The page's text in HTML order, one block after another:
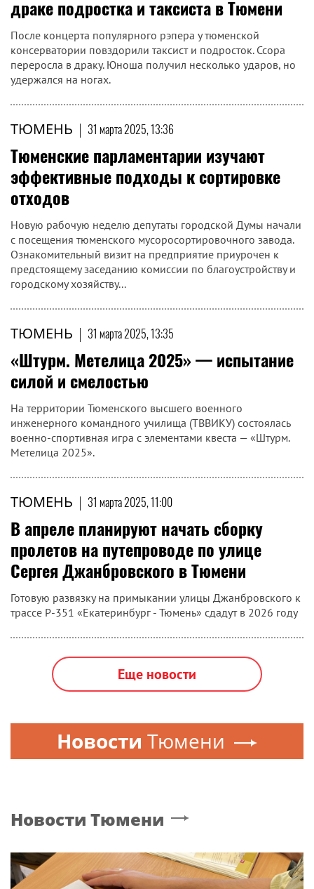
драке подростка и таксиста в Тюмени
После концерта популярного рэпера у тюменской
консерватории повздорили таксист и подросток. Ссора
переросла в драку. Юноша получил несколько ударов, но
удержался на ногах.
ТЮМЕНЬ | 31 марта 2025, 13:36
Тюменские парламентарии изучают
эффективные подходы к сортировке
отходов
Новую рабочую неделю депутаты городской Думы начали
с посещения тюменского мусоросортировочного завода.
Ознакомительный визит на предприятие приурочен к
предстоящему заседанию комиссии по благоустройству и
городскому хозяйству...
ТЮМЕНЬ | 31 марта 2025, 13:35
«Штурм. Метелица 2025» — испытание
силой и смелостью
На территории Тюменского высшего военного
инженерного командного училища (ТВВИКУ) состоялась
военно-спортивная игра с элементами квеста — «Штурм.
Метелица 2025».
ТЮМЕНЬ | 31 марта 2025, 11:00
В апреле планируют начать сборку
пролетов на путепроводе по улице
Сергея Джанбровского в Тюмени
Готовую развязку на примыкании улицы Джанбровского к
трассе Р-351 «Екатеринбург - Тюмень» сдадут в 2026 году
Еще новости
Новости Тюмени
Новости Тюмени